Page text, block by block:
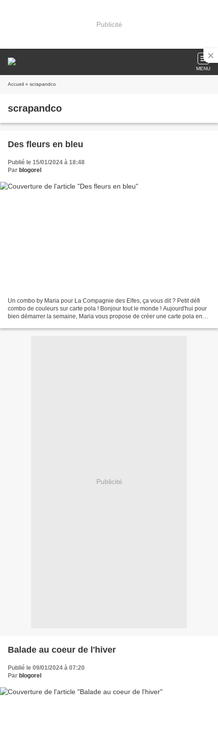
Publicité
MENU
Accueil » scrapandco
scrapandco
Des fleurs en bleu
Publié le 15/01/2024 à 18:48
Par blogorel
Un combo by Maria pour La Compagnie des Elfes, ça vous dit ? Petit défi
combo de couleurs sur carte pola ! Bonjour tout le monde ! Aujourd'hui pour
bien démarrer la semaine, Maria vous propose de créer une carte pola en
Publicité
Balade au coeur de l'hiver
Publié le 09/01/2024 à 07:20
Par blogorel